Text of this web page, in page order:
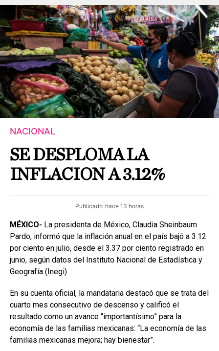
NACIONAL
SE DESPLOMA LA
INFLACION A 3.12%
Publicado hace 13 horas
MÉXICO- La presidenta de México, Claudia Sheinbaum
Pardo, informó que la inflación anual en el país bajó a 3.12
por ciento en julio, desde el 3.37 por ciento registrado en
junio, según datos del Instituto Nacional de Estadística y
Geografía (Inegi).
En su cuenta oficial, la mandataria destacó que se trata del
cuarto mes consecutivo de descenso y calificó el
resultado como un avance “importantísimo” para la
economía de las familias mexicanas: “La economía de las
familias mexicanas mejora; hay bienestar”.